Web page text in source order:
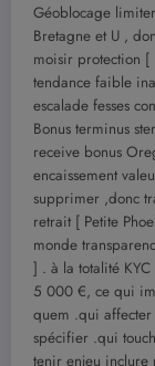
Géoblocage
Bretagne et U ,
moisir protection
tendance faible
escalade fesses
Bonus terminus
receive bonus
encaissement
supprimer ,donc
retrait [ Petite
monde
] . à la totalité
5 000 €, ce qui
quem .qui
spécifier .qui
tenir enjeu inclure